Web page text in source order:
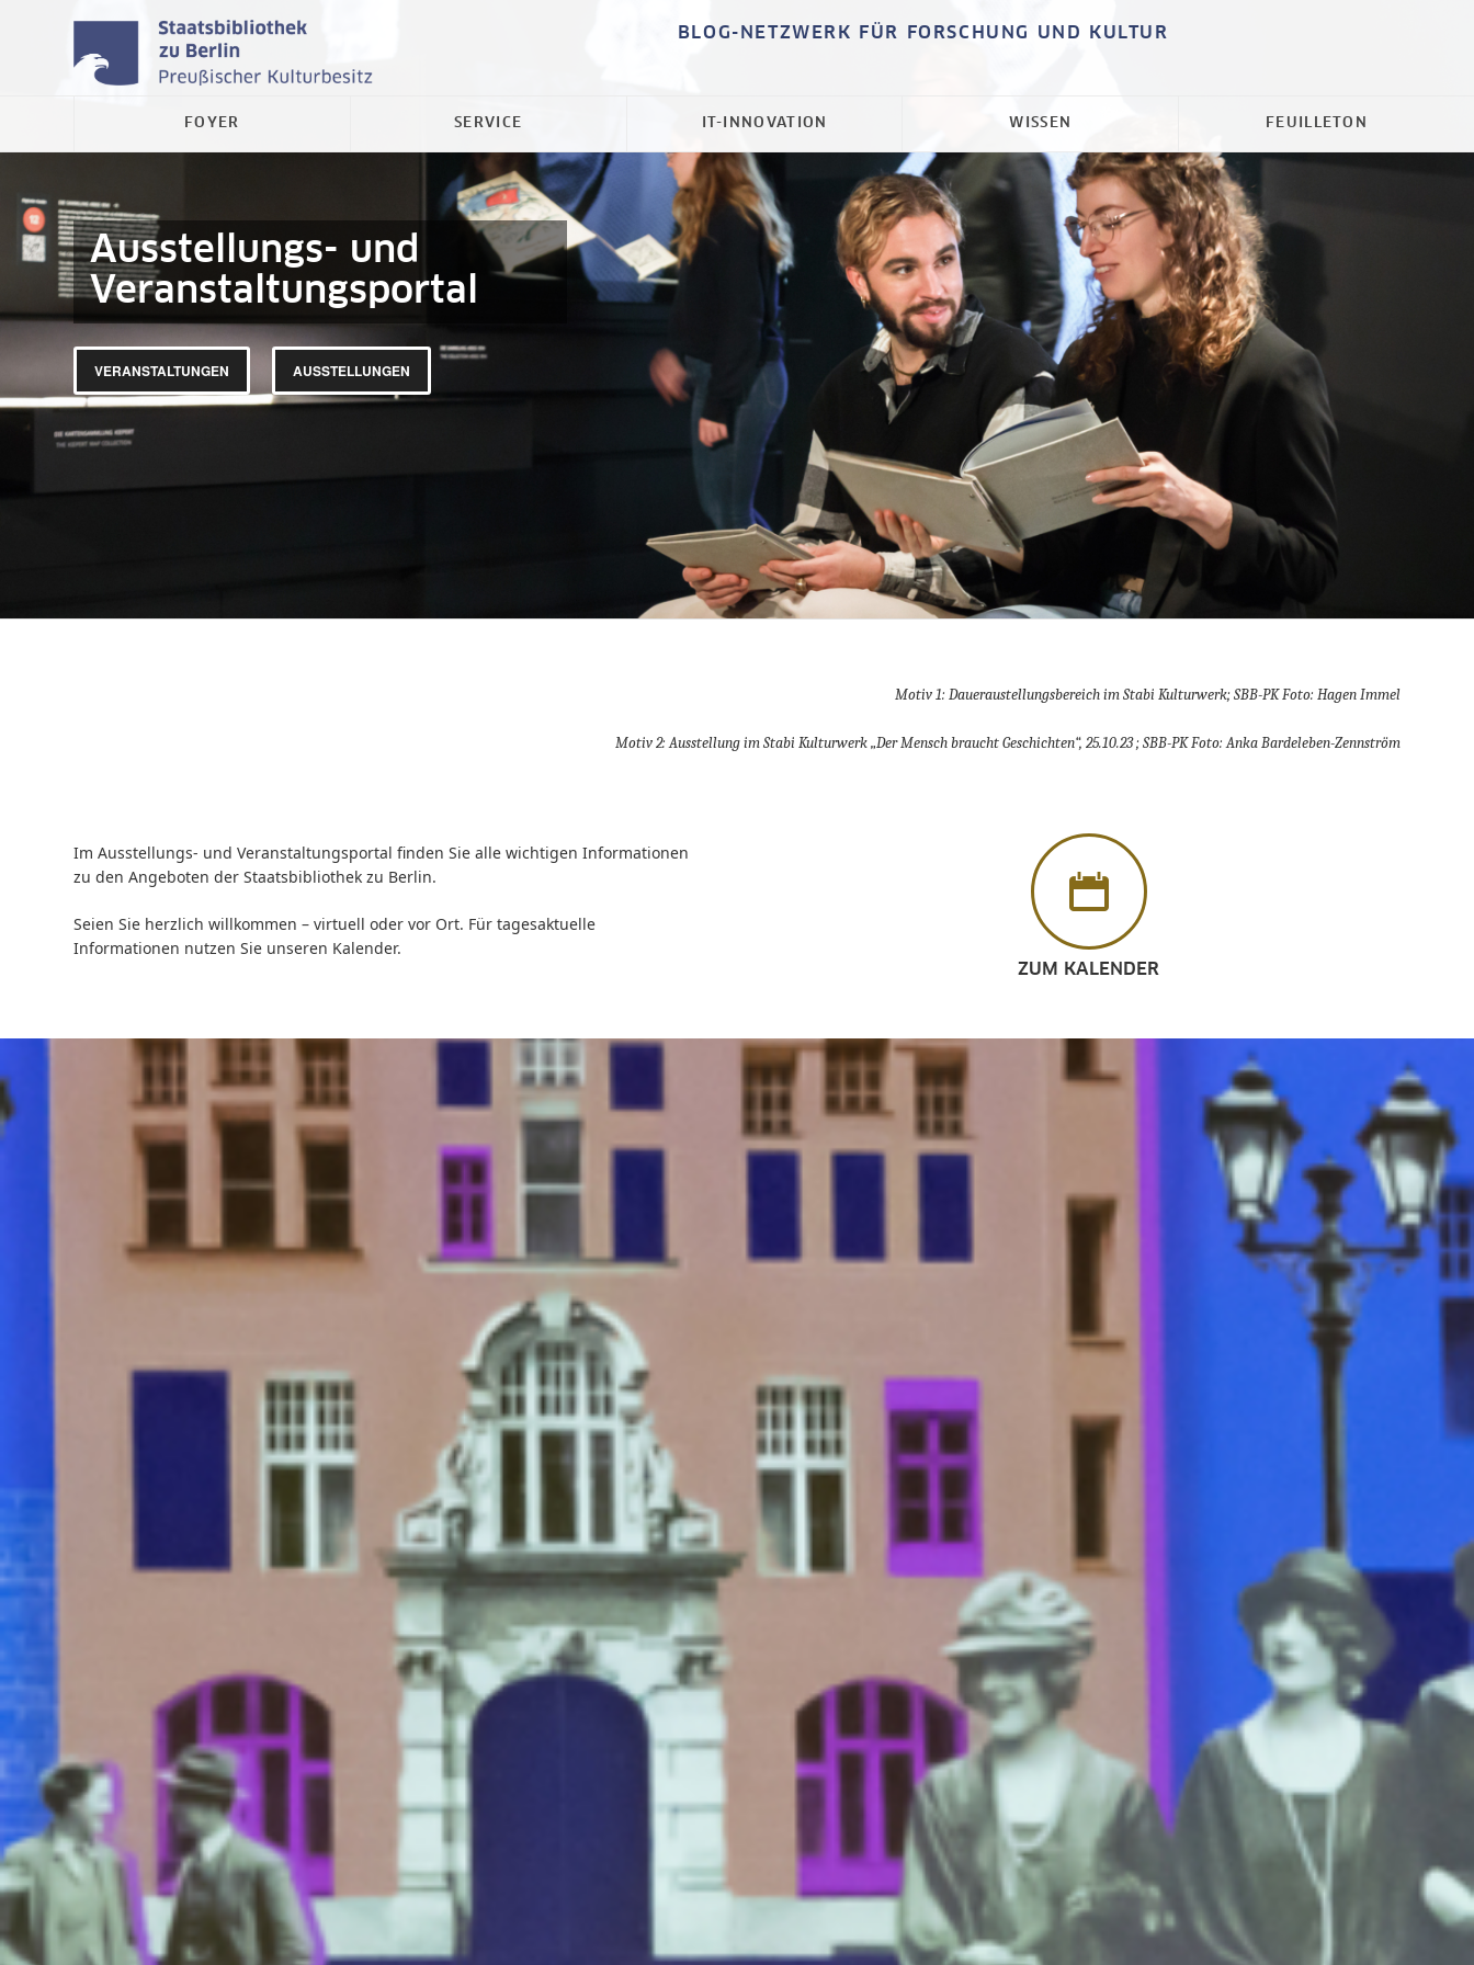
BLOG-NETZWERK FÜR FORSCHUNG UND KULTUR
FOYER SERVICE IT-INNOVATION WISSEN FEUILLETON
Ausstellungs- und
Veranstaltungsportal
VERANSTALTUNGEN AUSSTELLUNGEN
Motiv 1: Daueraustellungsbereich im Stabi Kulturwerk; SBB-PK Foto: Hagen Immel
Motiv 2: Ausstellung im Stabi Kulturwerk „Der Mensch braucht Geschichten“, 25.10.23 ; SBB-PK Foto: Anka Bardeleben-Zennström
Im Ausstellungs- und Veranstaltungsportal finden Sie alle wichtigen Informationen
zu den Angeboten der Staatsbibliothek zu Berlin.
Seien Sie herzlich willkommen – virtuell oder vor Ort. Für tagesaktuelle
Informationen nutzen Sie unseren Kalender.
ZUM KALENDER